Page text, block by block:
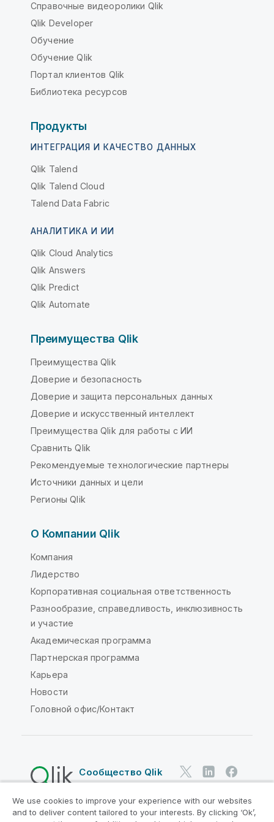
Справочные видеоролики Qlik
Qlik Developer
Обучение
Обучение Qlik
Портал клиентов Qlik
Библиотека ресурсов
Продукты
ИНТЕГРАЦИЯ И КАЧЕСТВО ДАННЫХ
Qlik Talend
Qlik Talend Cloud
Talend Data Fabric
АНАЛИТИКА И ИИ
Qlik Cloud Analytics
Qlik Answers
Qlik Predict
Qlik Automate
Преимущества Qlik
Преимущества Qlik
Доверие и безопасность
Доверие и защита персональных данных
Доверие и искусственный интеллект
Преимущества Qlik для работы с ИИ
Сравнить Qlik
Рекомендуемые технологические партнеры
Источники данных и цели
Регионы Qlik
О Компании Qlik
Компания
Лидерство
Корпоративная социальная ответственность
Разнообразие, справедливость, инклюзивность
и участие
Академическая программа
Партнерская программа
Карьера
Новости
Головной офис/Контакт
Сообщество Qlik
Юридические соглашения
We use cookies to improve your experience with our websites
and to deliver content tailored to your interests. By clicking ‘Ok’,